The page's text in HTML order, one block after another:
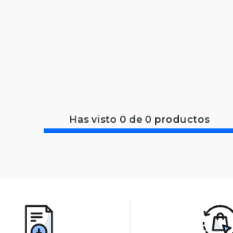
Has visto 0 de 0 productos